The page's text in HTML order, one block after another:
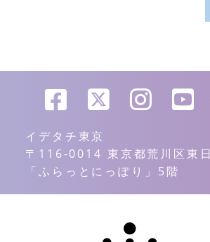
イデタチ東京
〒116-0014 東京都荒川区東
「ふらっとにっぽり」5階